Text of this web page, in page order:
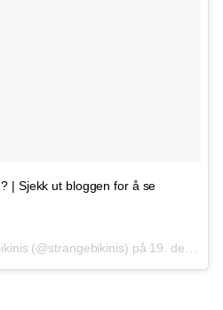
| Sjekk ut bloggen for å se
(@strangebikinis) på 19. desember 2016 kl. 3:07 PST